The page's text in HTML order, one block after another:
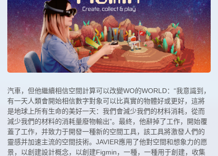
汽車，但他繼續相信空間計算可以改變WO的WORLD：“我意識到，
有一天人類會開始相信數字對象可以比真實的物體好或更好，這將
是地球上所有生命的美好一天：我們會減少我們的材料消耗，從而
減少我們的材料的消耗量廢物輸出”。最終，他辭掉了工作，開始覆
蓋了工作，并致力于開發一種新的空間工具，該工具將激發人們的
靈感并加速主流的空間技術。JAVIER應用了他對空間和想象力的愿
景，以創建設計概念，以創建Figmin，一種，一種用于創建，收集